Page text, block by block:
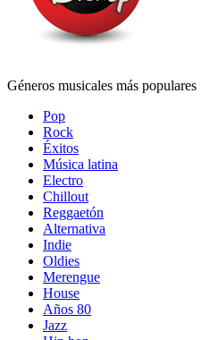
Géneros musicales más populares
Pop
Rock
Éxitos
Música latina
Electro
Chillout
Reggaetón
Alternativa
Indie
Oldies
Merengue
House
Años 80
Jazz